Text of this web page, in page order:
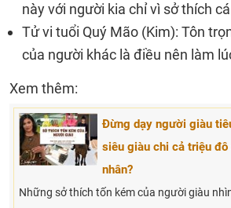
này với người kia chỉ vì sở thích
Tử vi tuổi Quý Mão (Kim): Tôn
của người khác là điều nên làm
Xem thêm:
Đừng dạy người giàu
siêu giàu chi cả triệu
nhân?
Những sở thích tốn kém của người giàu